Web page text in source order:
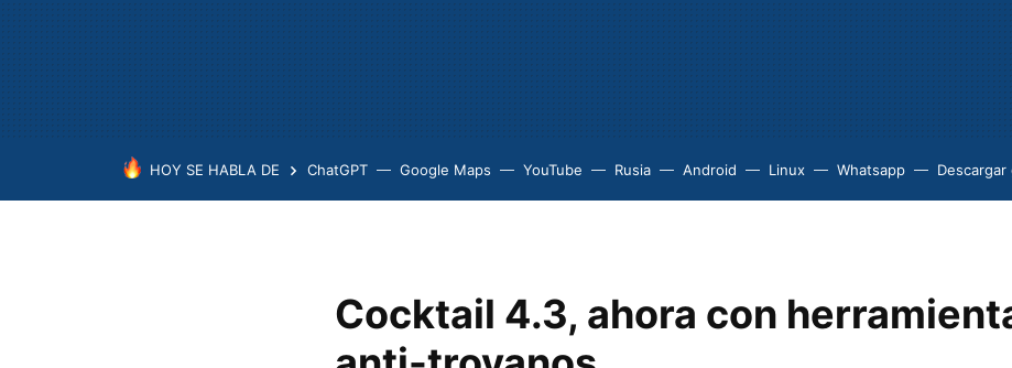
HOY SE HABLA DE ChatGPT Google Maps YouTube Rusia Android Linux Whatsapp Descargar
Cocktail 4.3, ahora con